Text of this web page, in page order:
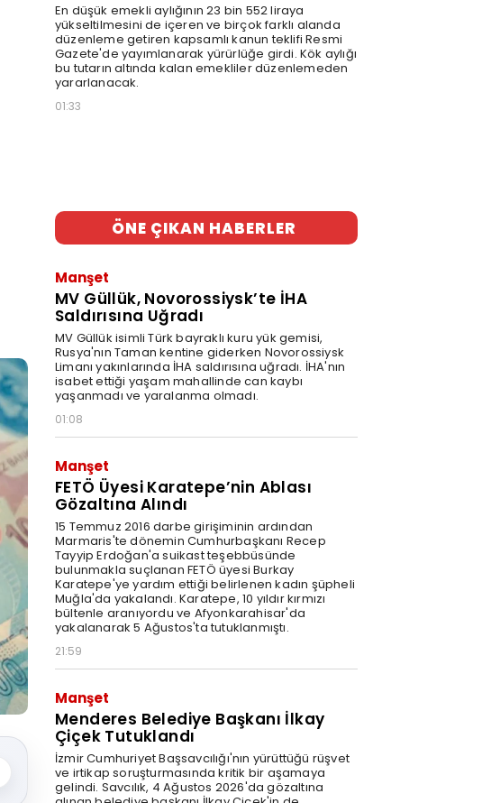
En düşük emekli aylığının 23 bin 552 liraya
yükseltilmesini de içeren ve birçok farklı alanda
düzenleme getiren kapsamlı kanun teklifi Resmi
Gazete'de yayımlanarak yürürlüğe girdi. Kök aylığı
bu tutarın altında kalan emekliler düzenlemeden
yararlanacak.
01:33